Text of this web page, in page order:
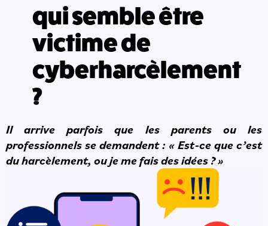
qui semble être
victime de
cyberharcèlement
?
Il arrive parfois que les parents ou les
professionnels se demandent :« Est-ce que c’est
du harcèlement, ou je me fais des idées ? »